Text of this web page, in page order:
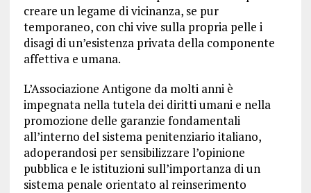
creare un legame di vicinanza, se pur
temporaneo, con chi vive sulla propria pelle i
disagi di un’esistenza privata della componente
affettiva e umana.
L’Associazione Antigone da molti anni è
impegnata nella tutela dei diritti umani e nella
promozione delle garanzie fondamentali
all’interno del sistema penitenziario italiano,
adoperandosi per sensibilizzare l’opinione
pubblica e le istituzioni sull’importanza di un
sistema penale orientato al reinserimento